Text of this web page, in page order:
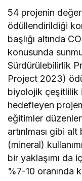
54 projenin
ödüllendirildiği
başlığı altında
konusunda
Sürdürülebilirlik
Project 2023)
biyolojik çeşitlilik
hedefleyen
eğitimler
artırılması gibi
(mineral)
bir yaklaşımı da
%7-10 oranında